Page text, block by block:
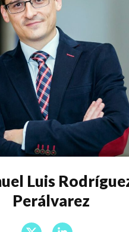
Luis
Perálvarez